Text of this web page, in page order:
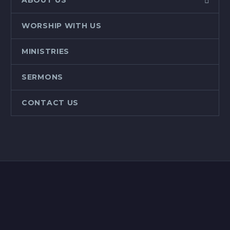
WORSHIP WITH US
MINISTRIES
SERMONS
CONTACT US